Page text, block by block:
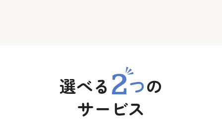
選べる 2つの
サービス